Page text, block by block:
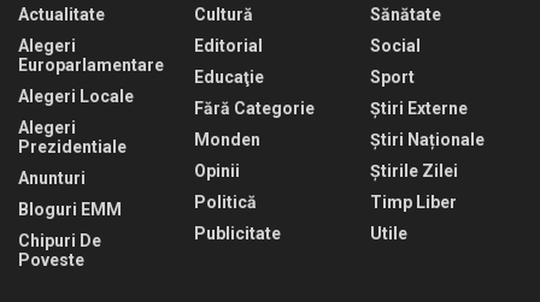
Actualitate
Alegeri
Europarlamentare
Alegeri Locale
Alegeri
Prezidentiale
Anunturi
Bloguri EMM
Chipuri De
Poveste
Cultură
Editorial
Educaţie
Fără Categorie
Monden
Opinii
Politică
Publicitate
Sănătate
Social
Sport
Știri Externe
Știri Naționale
Știrile Zilei
Timp Liber
Utile